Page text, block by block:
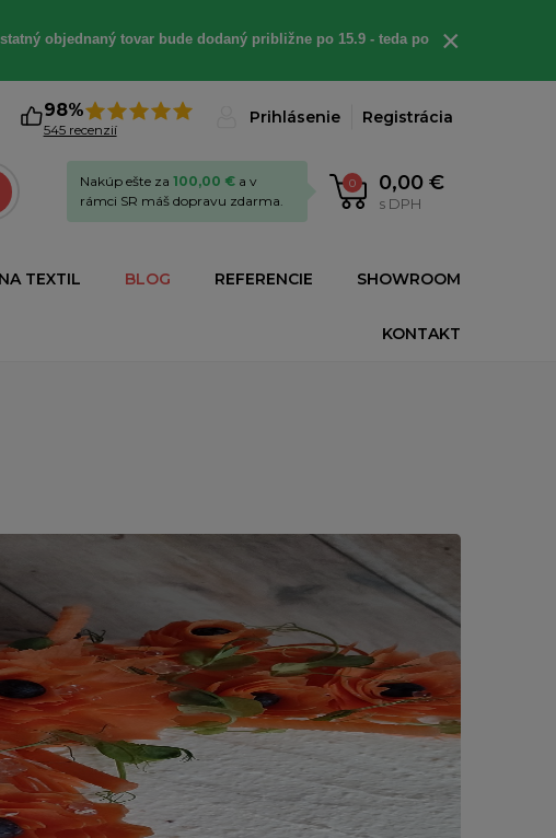
objednaný tovar bude dodaný približne po 15.9 - teda po
×
98%
545 recenzií
Prihlásenie Registrácia
0 0,00 €
s DPH
Nakúp ešte za 100,00 € a v
rámci SR máš dopravu zdarma.
TEXTIL BLOG REFERENCIE SHOWROOM
KONTAKT